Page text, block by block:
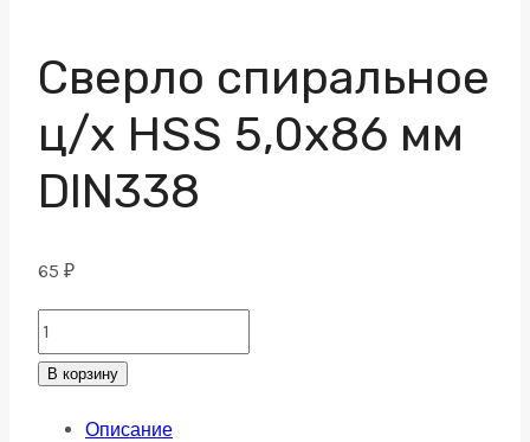
Сверло спиральное
ц/х HSS 5,0х86 мм
DIN338
65 ₽
Сверло
спиральное
В корзину
Описание